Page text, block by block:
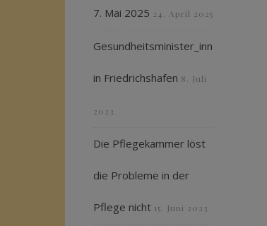
7. Mai 2025 24. April 2025
Gesundheitsminister_innenkonferenz
in Friedrichshafen 8. Juli
2023
Die Pflegekammer löst
die Probleme in der
Pflege nicht 15. Juni 2023